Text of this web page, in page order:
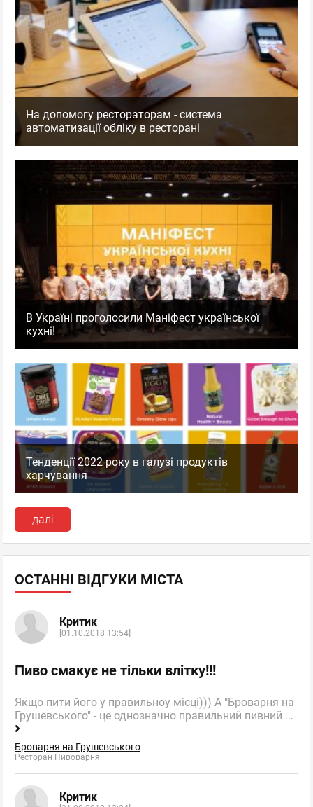
На допомогу рестораторам - система
автоматизації обліку в ресторані
В Україні проголосили Маніфест української
кухні!
Тенденції 2022 року в галузі продуктів
харчування
далі
ОСТАННІ ВІДГУКИ МІСТА
Критик
[01.10.2018 13:54]
Пиво смакує не тільки влітку!!!
Якщо пити його у правильноу місці))) А "Броварня на
Грушевського" - це однозначно правильний пивний ...
Броварня на Грушевського
Ресторан Пивоварня
Критик